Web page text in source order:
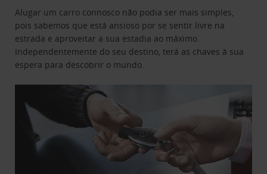
Alugar um carro connosco não podia ser mais simples,
pois sabemos que está ansioso por se sentir livre na
estrada e aproveitar a sua estadia ao máximo.
Independentemente do seu destino, terá as chaves à sua
espera para descobrir o mundo.